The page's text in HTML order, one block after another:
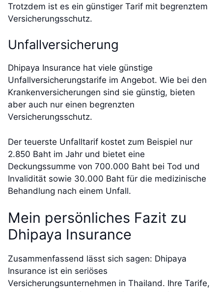
Trotzdem ist es ein günstiger Tarif mit begrenztem
Versicherungsschutz.
Unfallversicherung
Dhipaya Insurance hat viele günstige
Unfallversicherungstarife im Angebot. Wie bei den
Krankenversicherungen sind sie günstig, bieten
aber auch nur einen begrenzten
Versicherungsschutz.
Der teuerste Unfalltarif kostet zum Beispiel nur
2.850 Baht im Jahr und bietet eine
Deckungssumme von 700.000 Baht bei Tod und
Invalidität sowie 30.000 Baht für die medizinische
Behandlung nach einem Unfall.
Mein persönliches Fazit zu
Dhipaya Insurance
Zusammenfassend lässt sich sagen: Dhipaya
Insurance ist ein seriöses
Versicherungsunternehmen in Thailand. Ihre Tarife,